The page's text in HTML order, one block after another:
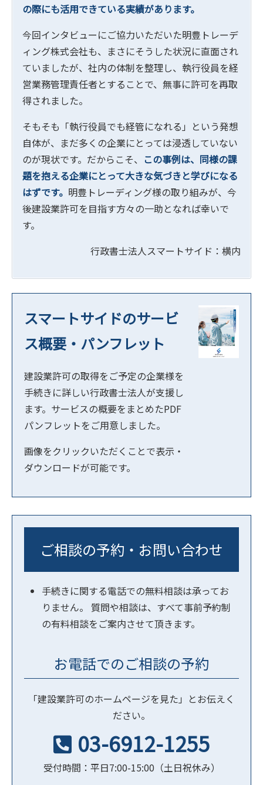
の際にも活用できている実績があります。
今回インタビューにご協力いただいた明豊トレーデ
ィング株式会社も、まさにそうした状況に直面され
ていましたが、社内の体制を整理し、執行役員を経
営業務管理責任者とすることで、無事に許可を再取
得されました。
そもそも「執行役員でも経管になれる」という発想
自体が、まだ多くの企業にとっては浸透していない
のが現状です。だからこそ、 この事例は、同様の課
題を抱える企業にとって大きな気づきと学びになる
はずです。 明豊トレーディング様の取り組みが、今
後建設業許可を目指す方々の一助となれば幸いで
す。
行政書士法人スマートサイド：横内
スマートサイドのサービ
ス概要・パンフレット
建設業許可の取得をご予定の企業様を
手続きに詳しい行政書士法人が支援し
ます。サービスの概要をまとめたPDF
パンフレットをご用意しました。
画像をクリックいただくことで表示・
ダウンロードが可能です。
ご相談の予約・お問い合わせ
手続きに関する電話での無料相談は承ってお
りません。 質問や相談は、すべて事前予約制
の有料相談をご案内させて頂きます。
お電話でのご相談の予約
「建設業許可のホームページを見た」とお伝えく
ださい。
03-6912-1255
受付時間：平日7:00-15:00（土日祝休み）